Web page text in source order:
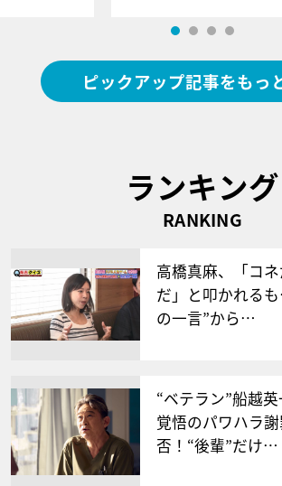
ピックアップ記事をもっ
ランキング
RANKING
高橋真麻、「コ
だ」と叩かれる
の一言”から…
“ベテラン”船越
覚悟のパワハラ
否！“後輩”だけ…